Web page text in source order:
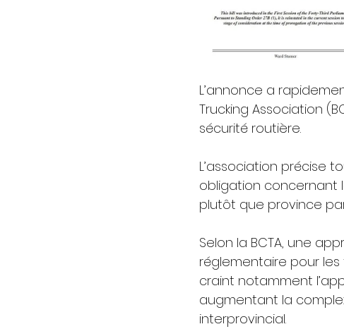
L’annonce a
Trucking Association
sécurité routière.
L’association précise
obligation concernant
plutôt que province
Selon la BCTA, une
réglementaire pour
craint notamment
augmentant la
interprovincial.